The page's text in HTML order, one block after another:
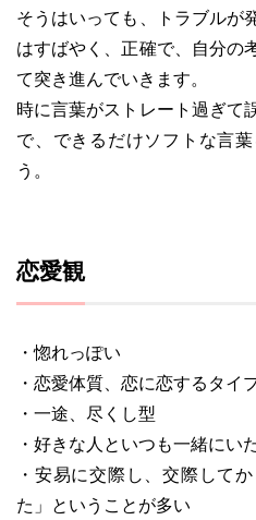
そうはいっても、トラブルが
はすばやく、正確で、自分の
て突き進んでいきます。
時に言葉がストレート過ぎて
で、できるだけソフトな言
う。
恋愛観
・惚れっぽい
・恋愛体質、恋に恋するタイ
・一途、尽くし型
・好きな人といつも一緒にい
・安易に交際し、交際して
た」ということが多い